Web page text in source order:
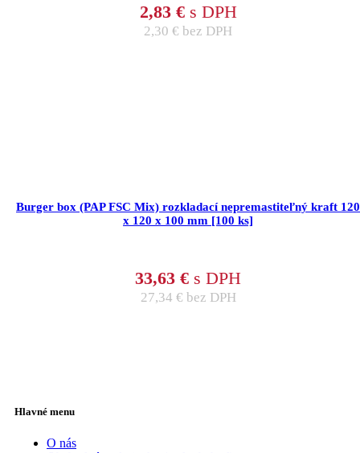
2,83 €s DPH
2,30 € bez DPH
Burger box (PAP FSC Mix) rozkladací nepremastiteľný kraft 120
x 120 x 100 mm [100 ks]
33,63 € s DPH
27,34 € bez DPH
Hlavné menu
O nás